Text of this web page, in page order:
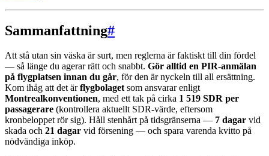
Sammanfattning#
Att stå utan sin väska är surt, men reglerna är faktiskt till din fördel
— så länge du agerar rätt och snabbt. Gör alltid en PIR-anmälan
på flygplatsen innan du går, för den är nyckeln till all ersättning.
Kom ihåg att det ärflygbolagetsom ansvarar enligt
Montrealkonventionen, med ett tak på cirka 1 519 SDR per
passagerare (kontrollera aktuellt SDR-värde, eftersom
kronbeloppet rör sig). Håll stenhårt på tidsgränserna — 7 dagar vid
skada och 21 dagar vid försening — och spara varenda kvitto på
nödvändiga inköp.